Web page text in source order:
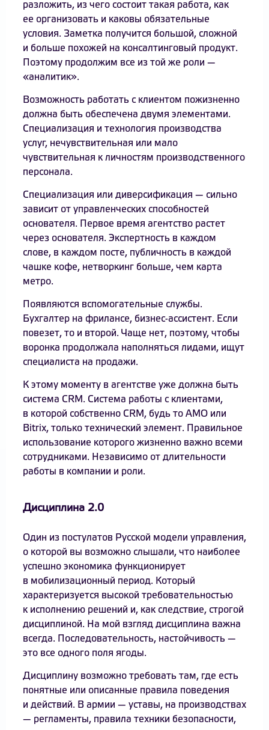
разложить, из чего состоит такая работа, как
ее организовать и каковы обязательные
условия. Заметка получится большой, сложной
и больше похожей на консалтинговый продукт.
Поэтому продолжим все из той же роли —
«аналитик».
Возможность работать с клиентом пожизненно
должна быть обеспечена двумя элементами.
Специализация и технология производства
услуг, нечувствительная или мало
чувствительная к личностям производственного
персонала.
Специализация или диверсификация — сильно
зависит от управленческих способностей
основателя. Первое время агентство растет
через основателя. Экспертность в каждом
слове, в каждом посте, публичность в каждой
чашке кофе, нетворкинг больше, чем карта
метро.
Появляются вспомогательные службы.
Бухгалтер на фрилансе, бизнес-ассистент. Если
повезет, то и второй. Чаще нет, поэтому, чтобы
воронка продолжала наполняться лидами, ищут
специалиста на продажи.
К этому моменту в агентстве уже должна быть
система CRM. Система работы с клиентами,
в которой собственно CRM, будь то AMO или
Bitrix, только технический элемент. Правильное
использование которого жизненно важно всеми
сотрудниками. Независимо от длительности
работы в компании и роли.
Дисциплина 2.0
Один из постулатов Русской модели управления,
о которой вы возможно слышали, что наиболее
успешно экономика функционирует
в мобилизационный период. Который
характеризуется высокой требовательностью
к исполнению решений и, как следствие, строгой
дисциплиной. На мой взгляд дисциплина важна
всегда. Последовательность, настойчивость —
это все одного поля ягоды.
Дисциплину возможно требовать там, где есть
понятные или описанные правила поведения
и действий. В армии — уставы, на производствах
— регламенты, правила техники безопасности,